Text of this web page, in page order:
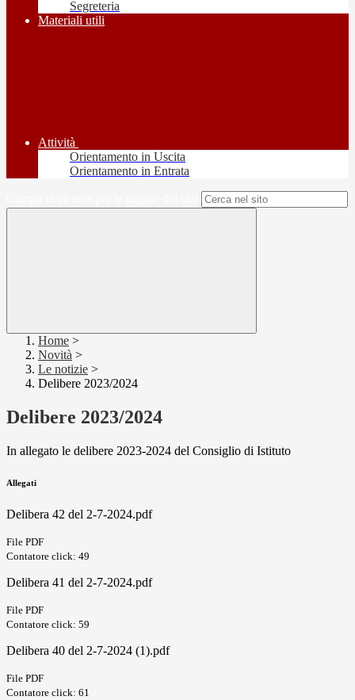
Segreteria
Materiali utili
Attività
Orientamento in Uscita
Orientamento in Entrata
Home >
Novità >
Le notizie >
Delibere 2023/2024
Delibere 2023/2024
In allegato le delibere 2023-2024 del Consiglio di Istituto
Allegati
Delibera 42 del 2-7-2024.pdf
File PDF
Contatore click: 49
Delibera 41 del 2-7-2024.pdf
File PDF
Contatore click: 59
Delibera 40 del 2-7-2024 (1).pdf
File PDF
Contatore click: 61